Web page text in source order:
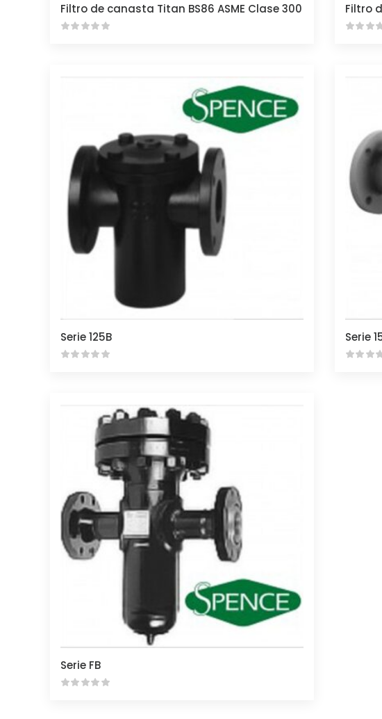
Filtro de canasta Titan BS86 ASME Clase 300
Serie 125B Serie
Serie FB